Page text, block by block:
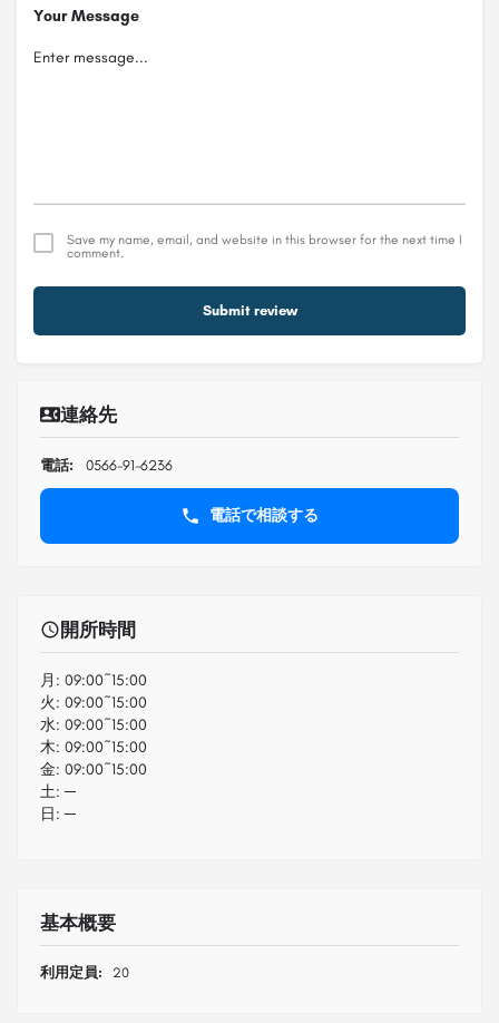
Your Message
Save my name, email, and website in this browser for the next time I
comment.
Submit review
連絡先
電話: 0566-91-6236
電話で相談する
開所時間
月: 09:00~15:00
火: 09:00~15:00
水: 09:00~15:00
木: 09:00~15:00
金: 09:00~15:00
土: ─
日: ─
基本概要
利用定員: 20